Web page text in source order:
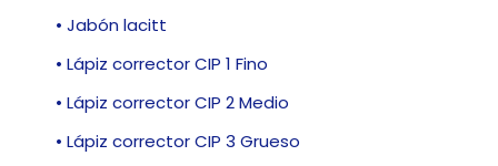
• Jabón lacitt
• Lápiz corrector CIP 1 Fino
• Lápiz corrector CIP 2 Medio
• Lápiz corrector CIP 3 Grueso